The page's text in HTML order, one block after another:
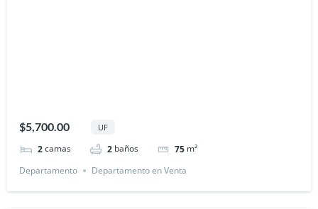
$5,700.00 UF
2camas 2 baños 75 m²
Departamento
Departamento en Venta